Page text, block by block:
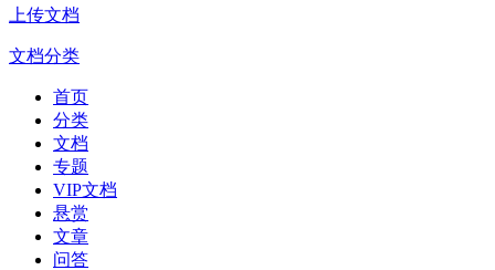
上传文档
文档分类
首页
分类
文档
专题
VIP文档
悬赏
文章
问答